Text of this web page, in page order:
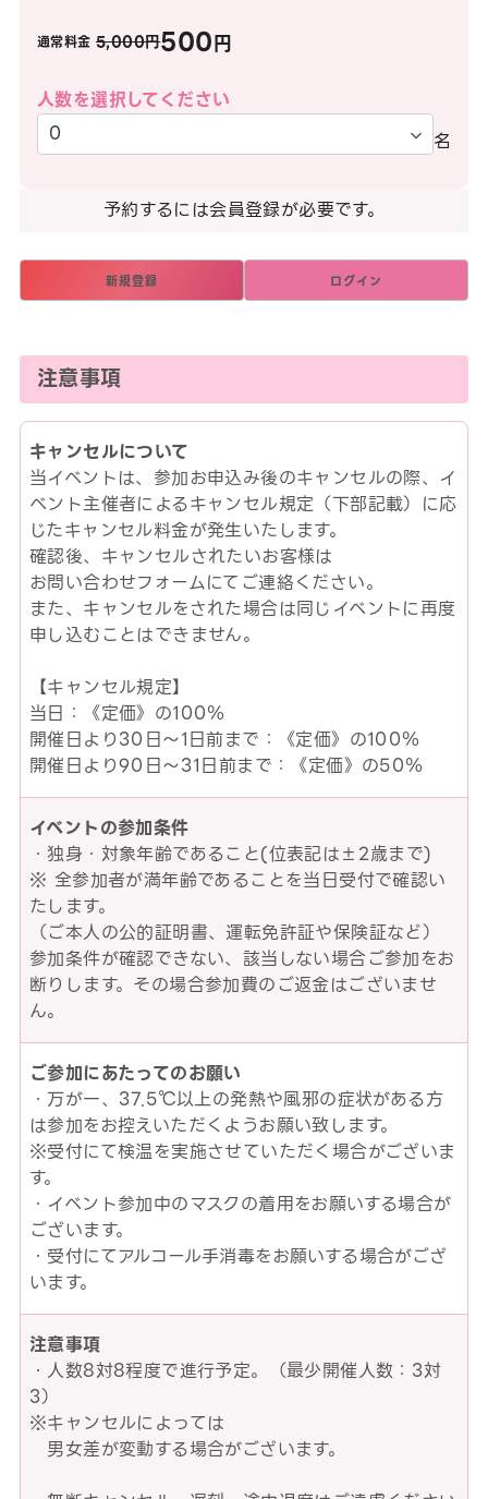
通常料金 5,000円500円
人数を選択してください
名
予約するには会員登録が必要です。
新規登録 ログイン
注意事項
キャンセルについて
当イベントは、参加お申込み後のキャンセルの際、イ
ベント主催者によるキャンセル規定（下部記載）に応
じたキャンセル料金が発生いたします。
確認後、キャンセルされたいお客様は
お問い合わせフォームにてご連絡ください。
また、キャンセルをされた場合は同じイベントに再度
申し込むことはできません。
【キャンセル規定】
当日：《定価》の100％
開催日より30日～1日前まで：《定価》の100％
開催日より90日～31日前まで：《定価》の50％
イベントの参加条件
・独身・対象年齢であること(位表記は±2歳まで)
※ 全参加者が満年齢であることを当日受付で確認い
たします。
（ご本人の公的証明書、運転免許証や保険証など）
参加条件が確認できない、該当しない場合ご参加をお
断りします。その場合参加費のご返金はございませ
ん。
ご参加にあたってのお願い
・万が一、37.5℃以上の発熱や風邪の症状がある方
は参加をお控えいただくようお願い致します。
※受付にて検温を実施させていただく場合がございま
す。
・イベント参加中のマスクの着用をお願いする場合が
ございます。
・受付にてアルコール手消毒をお願いする場合がござ
います。
注意事項
・人数8対8程度で進行予定。（最少開催人数：3対
3）
※キャンセルによっては
男女差が変動する場合がございます。